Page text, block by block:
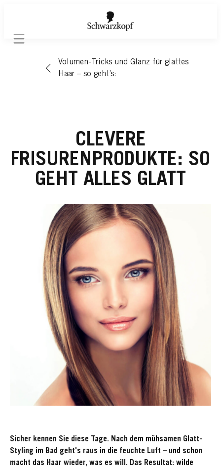
Mobile navigation
Volumen-Tricks und Glanz für glattes
Haar – so geht’s:
CLEVERE
FRISURENPRODUKTE: SO
GEHT ALLES GLATT
Sicher kennen Sie diese Tage. Nach dem mühsamen Glatt-
Styling im Bad geht's raus in die feuchte Luft – und schon
macht das Haar wieder, was es will. Das Resultat: wilde